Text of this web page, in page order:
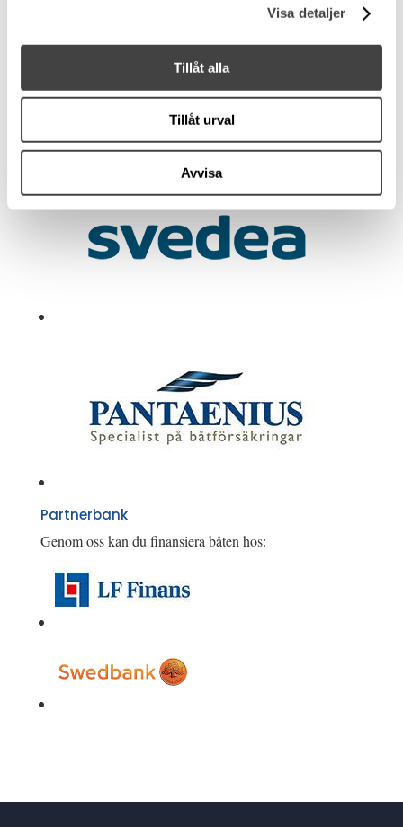
Visa detaljer
Tillåt alla
Tillåt urval
Avvisa
Partnerbank
Genom oss kan du finansiera båten hos: